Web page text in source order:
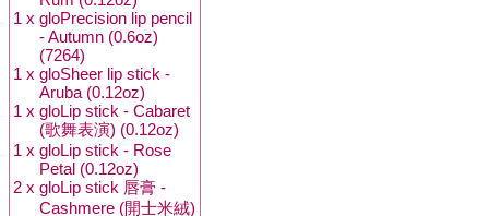
1 x gloPrecision lip pencil
- Autumn (0.6oz)
(7264)
1 x gloSheer lip stick -
Aruba (0.12oz)
1 x gloLip stick - Cabaret
(歌舞表演) (0.12oz)
1 x gloLip stick - Rose
Petal (0.12oz)
2 x gloLip stick 唇膏 -
Cashmere (開士米絨)